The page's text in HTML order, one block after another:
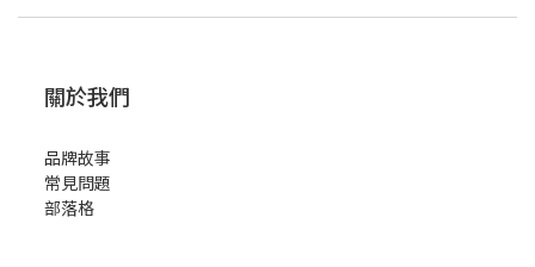
關於我們
品牌故事
常見問題
部落格